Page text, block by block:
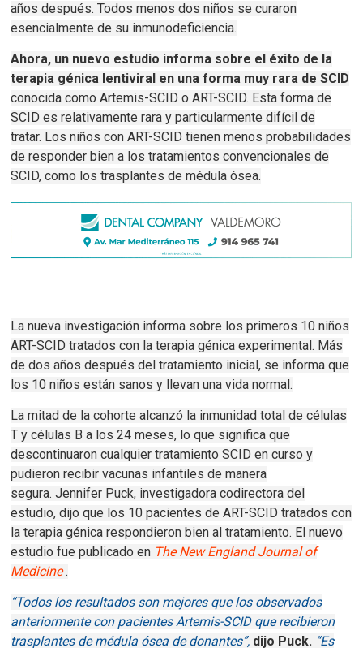
años después.Todos menos dos niños se curaron
esencialmente de su inmunodeficiencia.
Ahora, un nuevo estudio informa sobre el éxito de la
terapia génica lentiviral en una forma muy rara de SCID
conocida como Artemis-SCID o ART-SCID. Esta forma de
SCID es relativamente rara y particularmente difícil de
tratar. Los niños con ART-SCID tienen menos probabilidades
de responder bien a los tratamientos convencionales de
SCID, como los trasplantes de médula ósea.
La nueva investigación informa sobre los primeros 10 niños
ART-SCID tratados con la terapia génica experimental. Más
de dos años después del tratamiento inicial, se informa que
los 10 niños están sanos y llevan una vida normal.
La mitad de la cohorte alcanzó la inmunidad total de células
T y células B a los 24 meses, lo que significa que
descontinuaron cualquier tratamiento SCID en curso y
pudieron recibir vacunas infantiles de manera
segura.Jennifer Puck, investigadora codirectora del
estudio, dijo que los 10 pacientes de ART-SCID tratados con
la terapia génica respondieron bien al tratamiento. El nuevo
estudio fue publicado en The New England Journal of
Medicine.
“Todos los resultados son mejores que los observados
anteriormente con pacientes Artemis-SCID que recibieron
trasplantes de médula ósea de donantes”, dijo Puck. “Es